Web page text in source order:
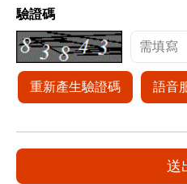
驗證碼
重新產生驗證碼 語音